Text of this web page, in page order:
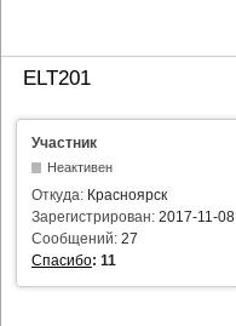
ELT201
Участник
Неактивен
Откуда: Красноярск
Зарегистрирован: 2017-11-08
Сообщений: 27
Спасибо: 11